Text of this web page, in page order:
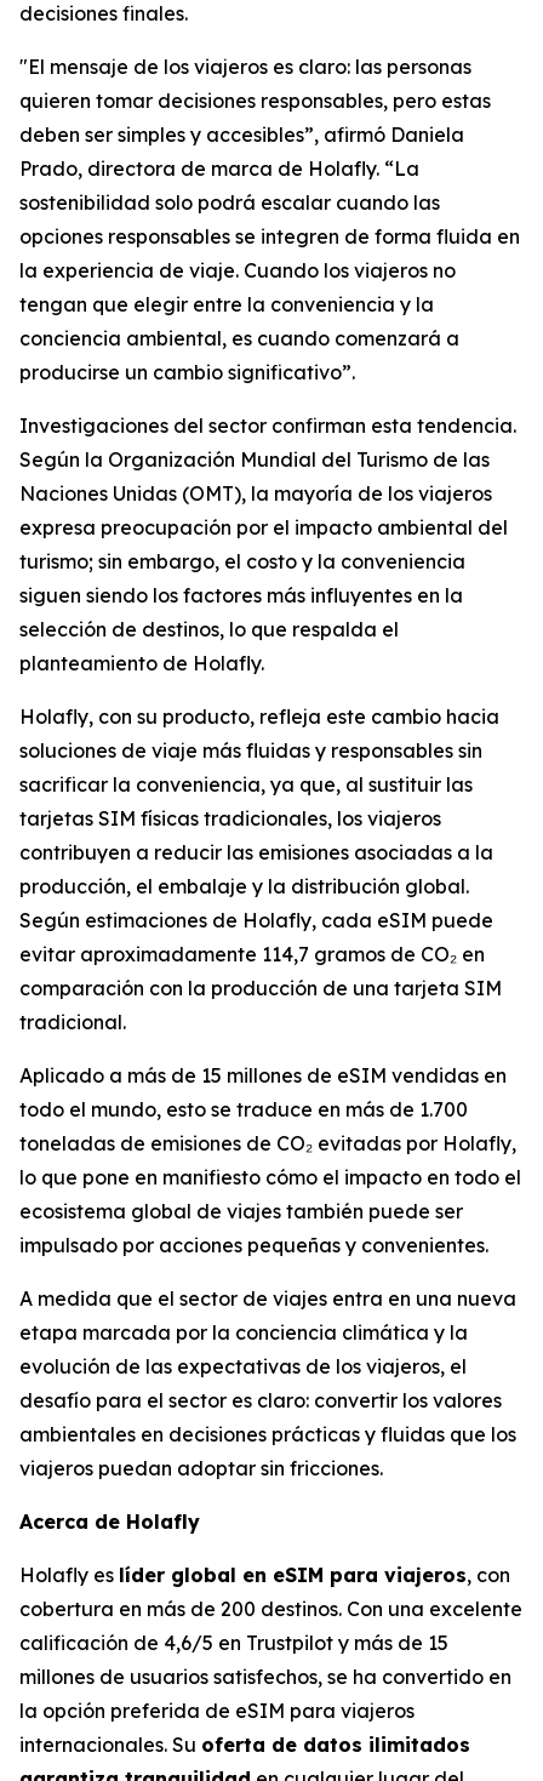
decisiones finales.
"El mensaje de los viajeros es claro: las personas
quieren tomar decisiones responsables, pero estas
deben ser simples y accesibles”, afirmó Daniela
Prado, directora de marca de Holafly. “La
sostenibilidad solo podrá escalar cuando las
opciones responsables se integren de forma fluida en
la experiencia de viaje. Cuando los viajeros no
tengan que elegir entre la conveniencia y la
conciencia ambiental, es cuando comenzará a
producirse un cambio significativo”.
Investigaciones del sector confirman esta tendencia.
Según la Organización Mundial del Turismo de las
Naciones Unidas (OMT), la mayoría de los viajeros
expresa preocupación por el impacto ambiental del
turismo; sin embargo, el costo y la conveniencia
siguen siendo los factores más influyentes en la
selección de destinos, lo que respalda el
planteamiento de Holafly.
Holafly, con su producto, refleja este cambio hacia
soluciones de viaje más fluidas y responsables sin
sacrificar la conveniencia, ya que, al sustituir las
tarjetas SIM físicas tradicionales, los viajeros
contribuyen a reducir las emisiones asociadas a la
producción, el embalaje y la distribución global.
Según estimaciones de Holafly, cada eSIM puede
evitar aproximadamente 114,7 gramos de CO₂ en
comparación con la producción de una tarjeta SIM
tradicional.
Aplicado a más de 15 millones de eSIM vendidas en
todo el mundo, esto se traduce en más de 1.700
toneladas de emisiones de CO₂ evitadas por Holafly,
lo que pone en manifiesto cómo el impacto en todo el
ecosistema global de viajes también puede ser
impulsado por acciones pequeñas y convenientes.
A medida que el sector de viajes entra en una nueva
etapa marcada por la conciencia climática y la
evolución de las expectativas de los viajeros, el
desafío para el sector es claro: convertir los valores
ambientales en decisiones prácticas y fluidas que los
viajeros puedan adoptar sin fricciones.
Acerca de Holafly
Holafly es líder global en eSIM para viajeros, con
cobertura en más de 200 destinos. Con una excelente
calificación de 4,6/5 en Trustpilot y más de 15
millones de usuarios satisfechos, se ha convertido en
la opción preferida de eSIM para viajeros
internacionales. Su oferta de datos ilimitados